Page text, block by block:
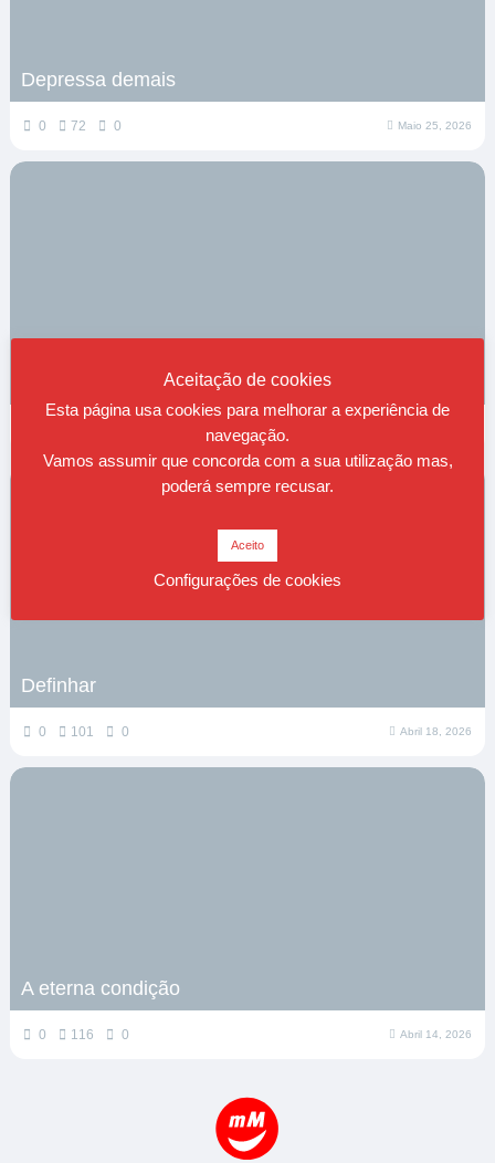
Depressa demais
0 72 0 Maio 25, 2026
Definhar
0 101 0 Abril 18, 2026
A eterna condição
0 116 0 Abril 14, 2026
Aceitação de cookies
Esta página usa cookies para melhorar a experiência de
navegação.
Vamos assumir que concorda com a sua utilização mas,
poderá sempre recusar.
Aceito
Configurações de cookies